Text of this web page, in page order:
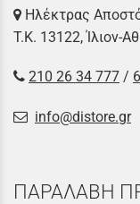
Ηλέκτρας
Τ.Κ. 13122, Ίλιον-
210 26 34 777 /
info@distore.gr
ΠΑΡΑΛΑΒΗ